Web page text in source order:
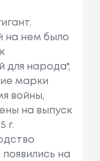
на нем было
для народа",
марки
войны,
на выпуск
г.
на